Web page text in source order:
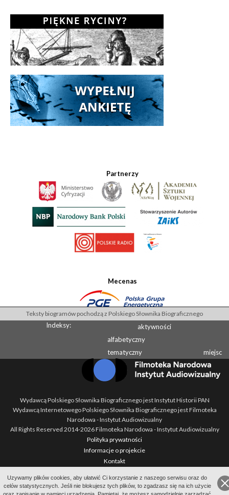
Partnerzy
Mecenas
Uzywamy plików cookies, aby ułatwić Ci korzystanie z naszego serwisu oraz do
celów statystycznych. Jeśli nie blokujesz tych plików, to zgadzasz się na ich użycie
Teksty biogramów pochodzą z Polskiego Słownika Biograficznego
Indeksy:
aktywności
alfabetyczny
tematyczny
miejsc
Wydawcą Polskiego Słownika Biograficznego jest Instytut Historii PAN
Wydawcą Internetowego Polskiego Słownika Biograficznego jest Filmoteka
Narodowa - Instytut Audiowizualny
All Rights Reserved 2014-2026Filmoteka Narodowa - Instytut Audiowizualny
Polityka prywatności
Informacje o projekcie
Kontakt
Mapa strony
BIP